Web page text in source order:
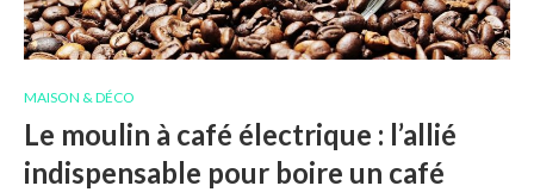
MAISON & DÉCO
Le moulin à café électrique : l’allié
indispensable pour boire un café